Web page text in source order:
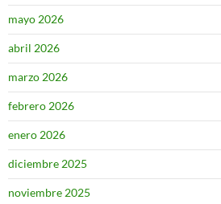
mayo 2026
abril 2026
marzo 2026
febrero 2026
enero 2026
diciembre 2025
noviembre 2025